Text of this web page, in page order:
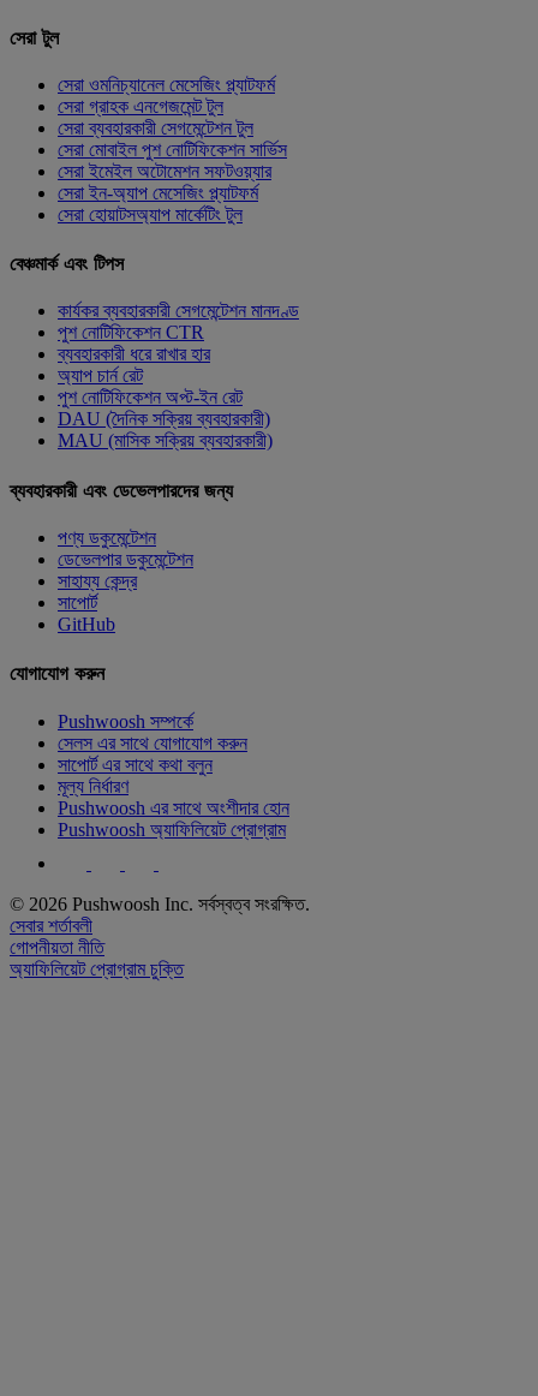
সেরা টুল
সেরা ওমনিচ্যানেল মেসেজিং প্ল্যাটফর্ম
সেরা গ্রাহক এনগেজমেন্ট টুল
সেরা ব্যবহারকারী সেগমেন্টেশন টুল
সেরা মোবাইল পুশ নোটিফিকেশন সার্ভিস
সেরা ইমেইল অটোমেশন সফটওয়্যার
সেরা ইন-অ্যাপ মেসেজিং প্ল্যাটফর্ম
সেরা হোয়াটসঅ্যাপ মার্কেটিং টুল
বেঞ্চমার্ক এবং টিপস
কার্যকর ব্যবহারকারী সেগমেন্টেশন মানদণ্ড
পুশ নোটিফিকেশন CTR
ব্যবহারকারী ধরে রাখার হার
অ্যাপ চার্ন রেট
পুশ নোটিফিকেশন অপ্ট-ইন রেট
DAU (দৈনিক সক্রিয় ব্যবহারকারী)
MAU (মাসিক সক্রিয় ব্যবহারকারী)
ব্যবহারকারী এবং ডেভেলপারদের জন্য
পণ্য ডকুমেন্টেশন
ডেভেলপার ডকুমেন্টেশন
সাহায্য কেন্দ্র
সাপোর্ট
GitHub
যোগাযোগ করুন
Pushwoosh সম্পর্কে
সেলস এর সাথে যোগাযোগ করুন
সাপোর্ট এর সাথে কথা বলুন
মূল্য নির্ধারণ
Pushwoosh এর সাথে অংশীদার হোন
Pushwoosh অ্যাফিলিয়েট প্রোগ্রাম
© 2026 Pushwoosh Inc. সর্বস্বত্ব সংরক্ষিত.
সেবার শর্তাবলী
গোপনীয়তা নীতি
অ্যাফিলিয়েট প্রোগ্রাম চুক্তি